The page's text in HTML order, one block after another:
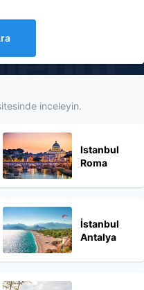
inceleyin.
Istanbul
Roma
İstanbul
Antalya